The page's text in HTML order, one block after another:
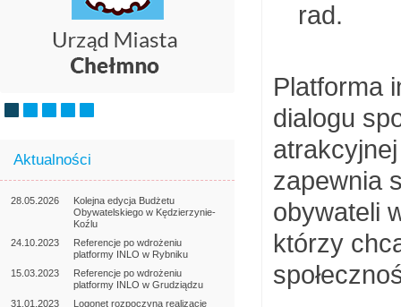
rad.
Platforma
dialogu
zapewnia
obywateli
którzy
Aktualności
28.05.2026
Kolejna edycja Budżetu
Obywatelskiego w Kędzierzynie-
Koźlu
24.10.2023
Referencje po wdrożeniu
platformy INLO w Rybniku
15.03.2023
Referencje po wdrożeniu
platformy INLO w Grudziądzu
31.01.2023
Logonet rozpoczyna realizację